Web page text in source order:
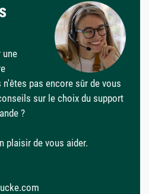
une
pas encore sûr de vous
sur le choix du support
?
plaisir de vous aider.